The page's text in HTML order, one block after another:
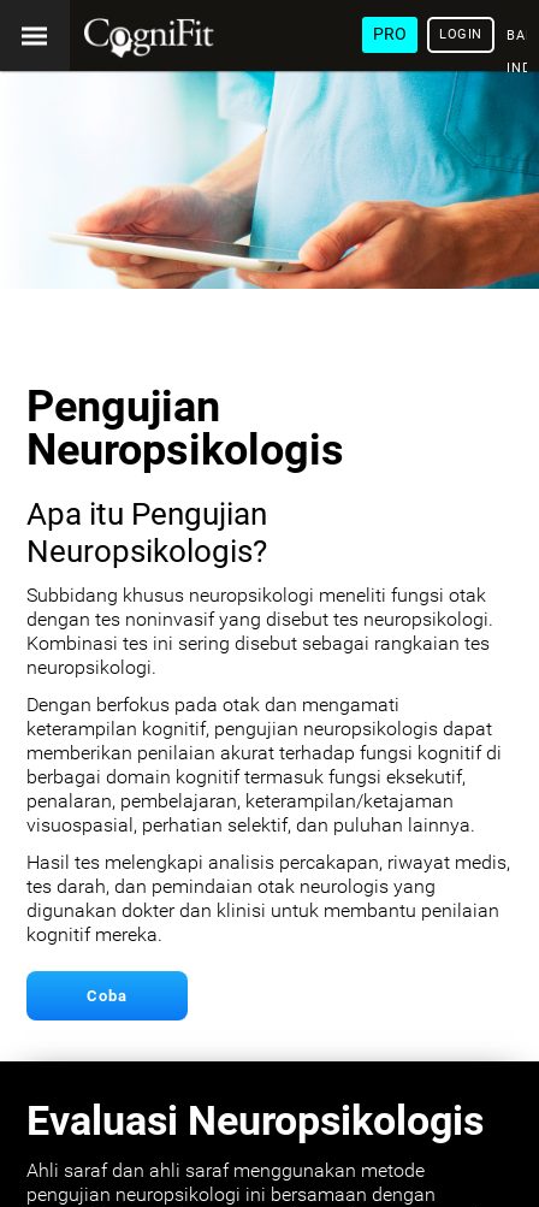
PRO LOGIN
Pengujian
Neuropsikologis
Apa itu Pengujian
Neuropsikologis?
Subbidang khusus neuropsikologi meneliti fungsi otak
dengan tes noninvasif yang disebut tes neuropsikologi.
Kombinasi tes ini sering disebut sebagai rangkaian tes
neuropsikologi.
Dengan berfokus pada otak dan mengamati
keterampilan kognitif, pengujian neuropsikologis dapat
memberikan penilaian akurat terhadap fungsi kognitif di
berbagai domain kognitif termasuk fungsi eksekutif,
penalaran, pembelajaran, keterampilan/ketajaman
visuospasial, perhatian selektif, dan puluhan lainnya.
Hasil tes melengkapi analisis percakapan, riwayat medis,
tes darah, dan pemindaian otak neurologis yang
digunakan dokter dan klinisi untuk membantu penilaian
kognitif mereka.
Coba
Evaluasi Neuropsikologis
Ahli saraf dan ahli saraf menggunakan metode
pengujian neuropsikologi ini bersamaan dengan